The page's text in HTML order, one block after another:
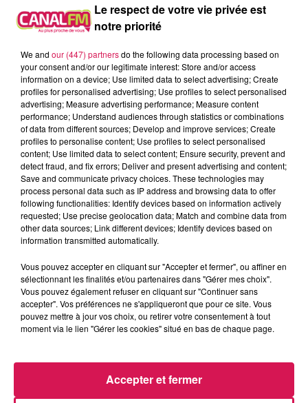
0h00 - 1h00
Club'in Canal fm By Nexxyo
16h32
16h32
WEEZER
Island In The Sun
16h28
16h28
TOVE LO X STROMAE
Des Fleurs
16h24
16h24
REM
Everybody Hurts
LES ARTICLES LES PLUS CONSULTÉS
Le respect de votre vie privée est
notre priorité
We and our (447) partnersdo the following data processing based on
your consent and/or our legitimate interest: Store and/or access
information on a device; Use limited data to select advertising; Create
profiles for personalised advertising; Use profiles to select personalised
advertising; Measure advertising performance; Measure content
performance; Understand audiences through statistics or combinations
of data from different sources; Develop and improve services; Create
profiles to personalise content; Use profiles to select personalised
content; Use limited data to select content; Ensure security, prevent and
detect fraud, and fix errors; Deliver and present advertising and content;
Save and communicate privacy choices. These technologies may
process personal data such as IP address and browsing data to offer
following functionalities: Identify devices based on information actively
requested; Use precise geolocation data; Match and combine data from
other data sources; Link different devices; Identify devices based on
information transmitted automatically.
Vous pouvez accepter en cliquant sur "Accepter et fermer", ou affiner en
sélectionnant les finalités et/ou partenaires dans "Gérer mes choix".
Vous pouvez également refuser en cliquant sur "Continuer sans
accepter". Vos préférences ne s'appliqueront que pour ce site. Vous
pouvez mettre à jour vos choix, ou retirer votre consentement à tout
moment via le lien "Gérer les cookies" situé en bas de chaque page.
Accepter et fermer